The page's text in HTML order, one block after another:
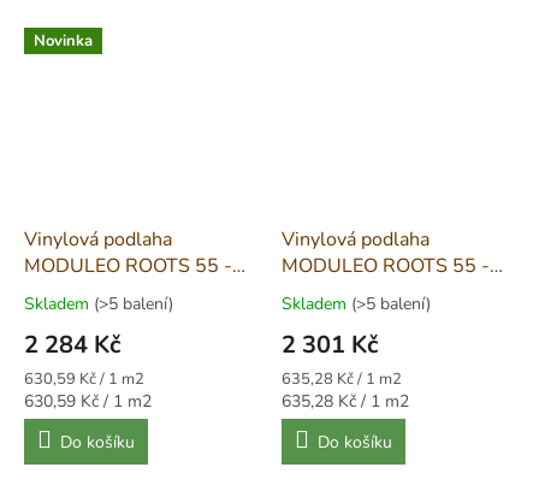
Novinka
Vinylová podlaha
MODULEO ROOTS 55 -
EIR Nashville Oak 88299
Skladem (>5 balení)
2 284 Kč
Měrná
cena:
630,59 Kč / 1 m2
Měrná
cena:
630,59 Kč / 1 m2
Do košíku
Vinylová podlaha
MODULEO ROOTS 55 -
Blackjack Oak 22215
Skladem (>5 balení)
2 301 Kč
Měrná
cena:
635,28 Kč / 1 m2
Měrná
cena:
635,28 Kč / 1 m2
Do košíku